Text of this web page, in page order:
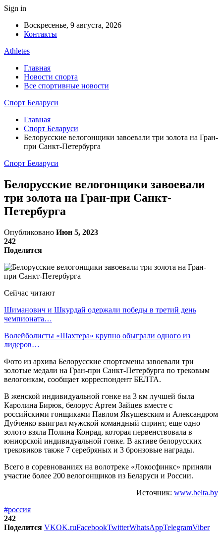
Sign in
Воскресенье, 9 августа, 2026
Контакты
Athletes
Главная
Новости спорта
Все спортивные новости
Спорт Беларуси
Главная
Спорт Беларуси
Белорусские велогонщики завоевали три золота на Гран-
при Санкт-Петербурга
Спорт Беларуси
Белорусские велогонщики завоевали
три золота на Гран-при Санкт-
Петербурга
Опубликовано Июн 5, 2023
242
Поделится
Сейчас читают
Шиманович и Шкурдай одержали победы в третий день
чемпионата…
Волейболисты «Шахтера» крупно обыграли одного из
лидеров…
Фото из архива Белорусские спортсмены завоевали три
золотые медали на Гран-при Санкт-Петербурга по трековым
велогонкам, сообщает корреспондент БЕЛТА.
В женской индивидуальной гонке на 3 км лучшей была
Каролина Бирюк, белорус Артем Зайцев вместе с
российскими гонщиками Павлом Якушевским и Александром
Дубченко выиграл мужской командный спринт, еще одно
золото взяла Полина Конрад, которая первенствовала в
юниорской индивидуальной гонке. В активе белорусских
трековиков также 7 серебряных и 3 бронзовые награды.
Всего в соревнованиях на волотреке «Локосфинкс» приняли
участие более 200 велогонщиков из Беларуси и России.
Источник: www.belta.by
#россия
242
Поделится VKOK.ruFacebookTwitterWhatsAppTelegramViber